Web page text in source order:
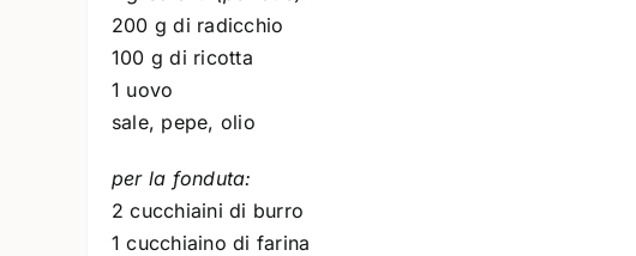
200 g di radicchio
100 g di ricotta
1 uovo
sale, pepe, olio
per la fonduta:
2 cucchiaini di burro
1 cucchiaino di farina